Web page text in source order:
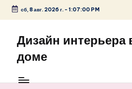
Перейти
содержимому
сб, 8 авг. 2026 г.- 1:07:00 PM
Дизайн интерьера
доме